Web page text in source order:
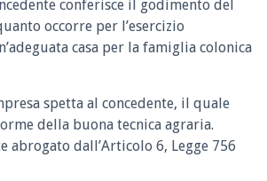
conferisce il godimento del
occorre per l’esercizio
casa per la famiglia colonica
spetta al concedente, il quale
della buona tecnica agraria.
abrogato dall’Articolo 6, Legge 756